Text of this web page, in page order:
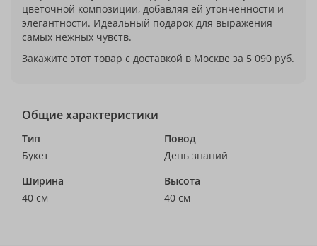
цветочной композиции, добавляя ей утонченности и
элегантности. Идеальный подарок для выражения
самых нежных чувств.
Закажите этот товар с доставкой в Москве за 5 090 руб.
Общие характеристики
Тип
Букет
Повод
День знаний
Ширина
40 см
Высота
40 см